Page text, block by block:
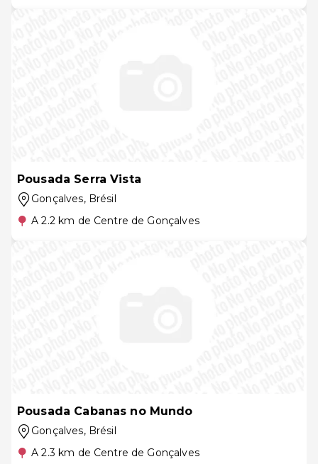
Pousada Serra Vista
Gonçalves, Brésil
A 2.2 km de Centre de Gonçalves
Pousada Cabanas no Mundo
Gonçalves, Brésil
A 2.3 km de Centre de Gonçalves